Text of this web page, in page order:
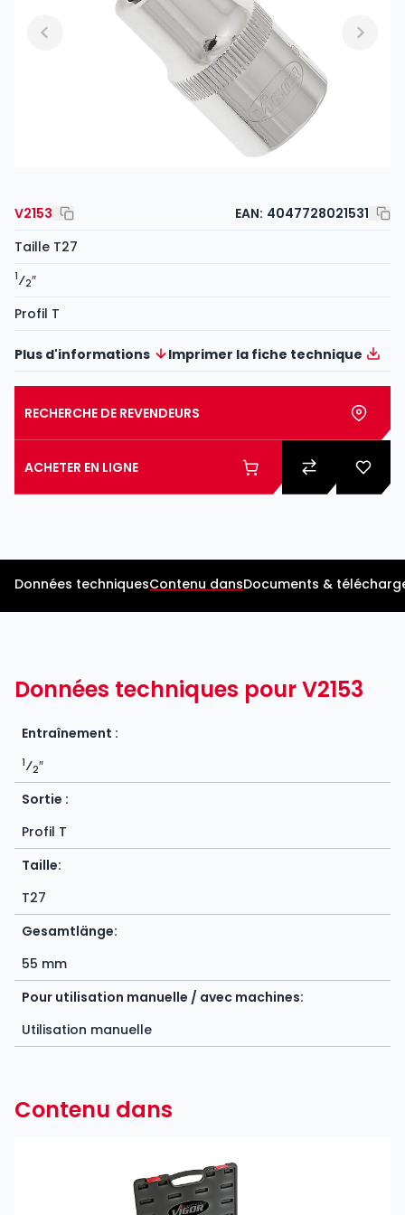
V2153 EAN: 4047728021531
Taille T27
1⁄2″
Profil T
Plus d'informations Imprimer la fiche technique
RECHERCHE DE REVENDEURS
ACHETER EN LIGNE
Données techniquesContenu dansDocuments &
Données techniques pour V2153
Entraînement :
1⁄2″
Sortie :
Profil T
Taille:
T27
Gesamtlänge:
55 mm
Pour utilisation manuelle / avec machines:
Utilisation manuelle
Contenu dans